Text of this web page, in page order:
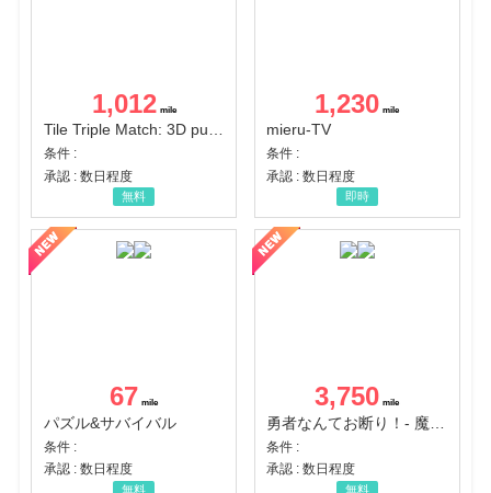
1,012
Tile Triple Match: 3D puzzle
条件 :
承認 : 数日程度
無料
1,230
mieru-TV
条件 :
承認 : 数日程度
即時
67
パズル&サバイバル
条件 :
承認 : 数日程度
無料
3,750
条件 :
承認 : 数日程度
無料